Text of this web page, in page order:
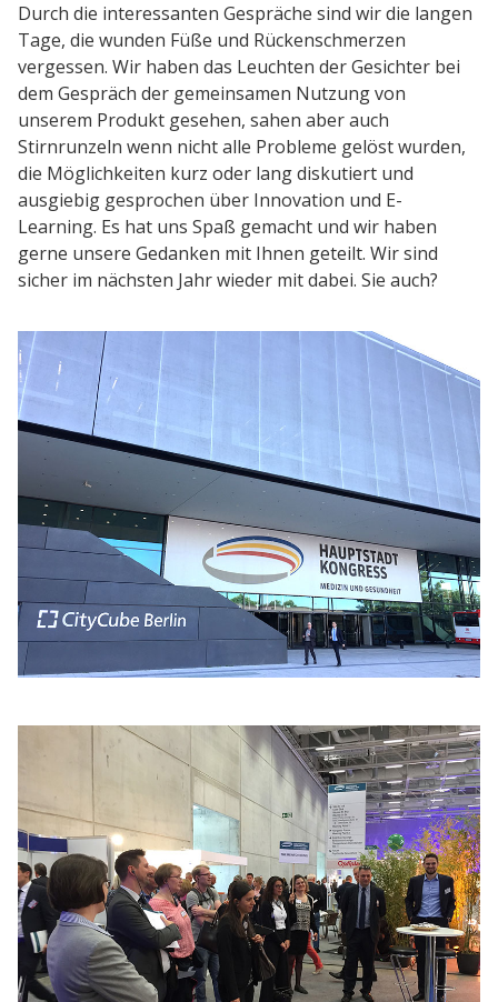
Defacto
Über Uns
Blog
Themen
Open Source
Jobs
Kontakt
Durch die interessanten Gespräche sind wir die langen
Tage, die wunden Füße und Rückenschmerzen
vergessen. Wir haben das Leuchten der Gesichter bei
dem Gespräch der gemeinsamen Nutzung von
unserem Produkt gesehen, sahen aber auch
Stirnrunzeln wenn nicht alle Probleme gelöst wurden,
die Möglichkeiten kurz oder lang diskutiert und
ausgiebig gesprochen über Innovation und E-
Learning. Es hat uns Spaß gemacht und wir haben
gerne unsere Gedanken mit Ihnen geteilt. Wir sind
sicher im nächsten Jahr wieder mit dabei. Sie auch?